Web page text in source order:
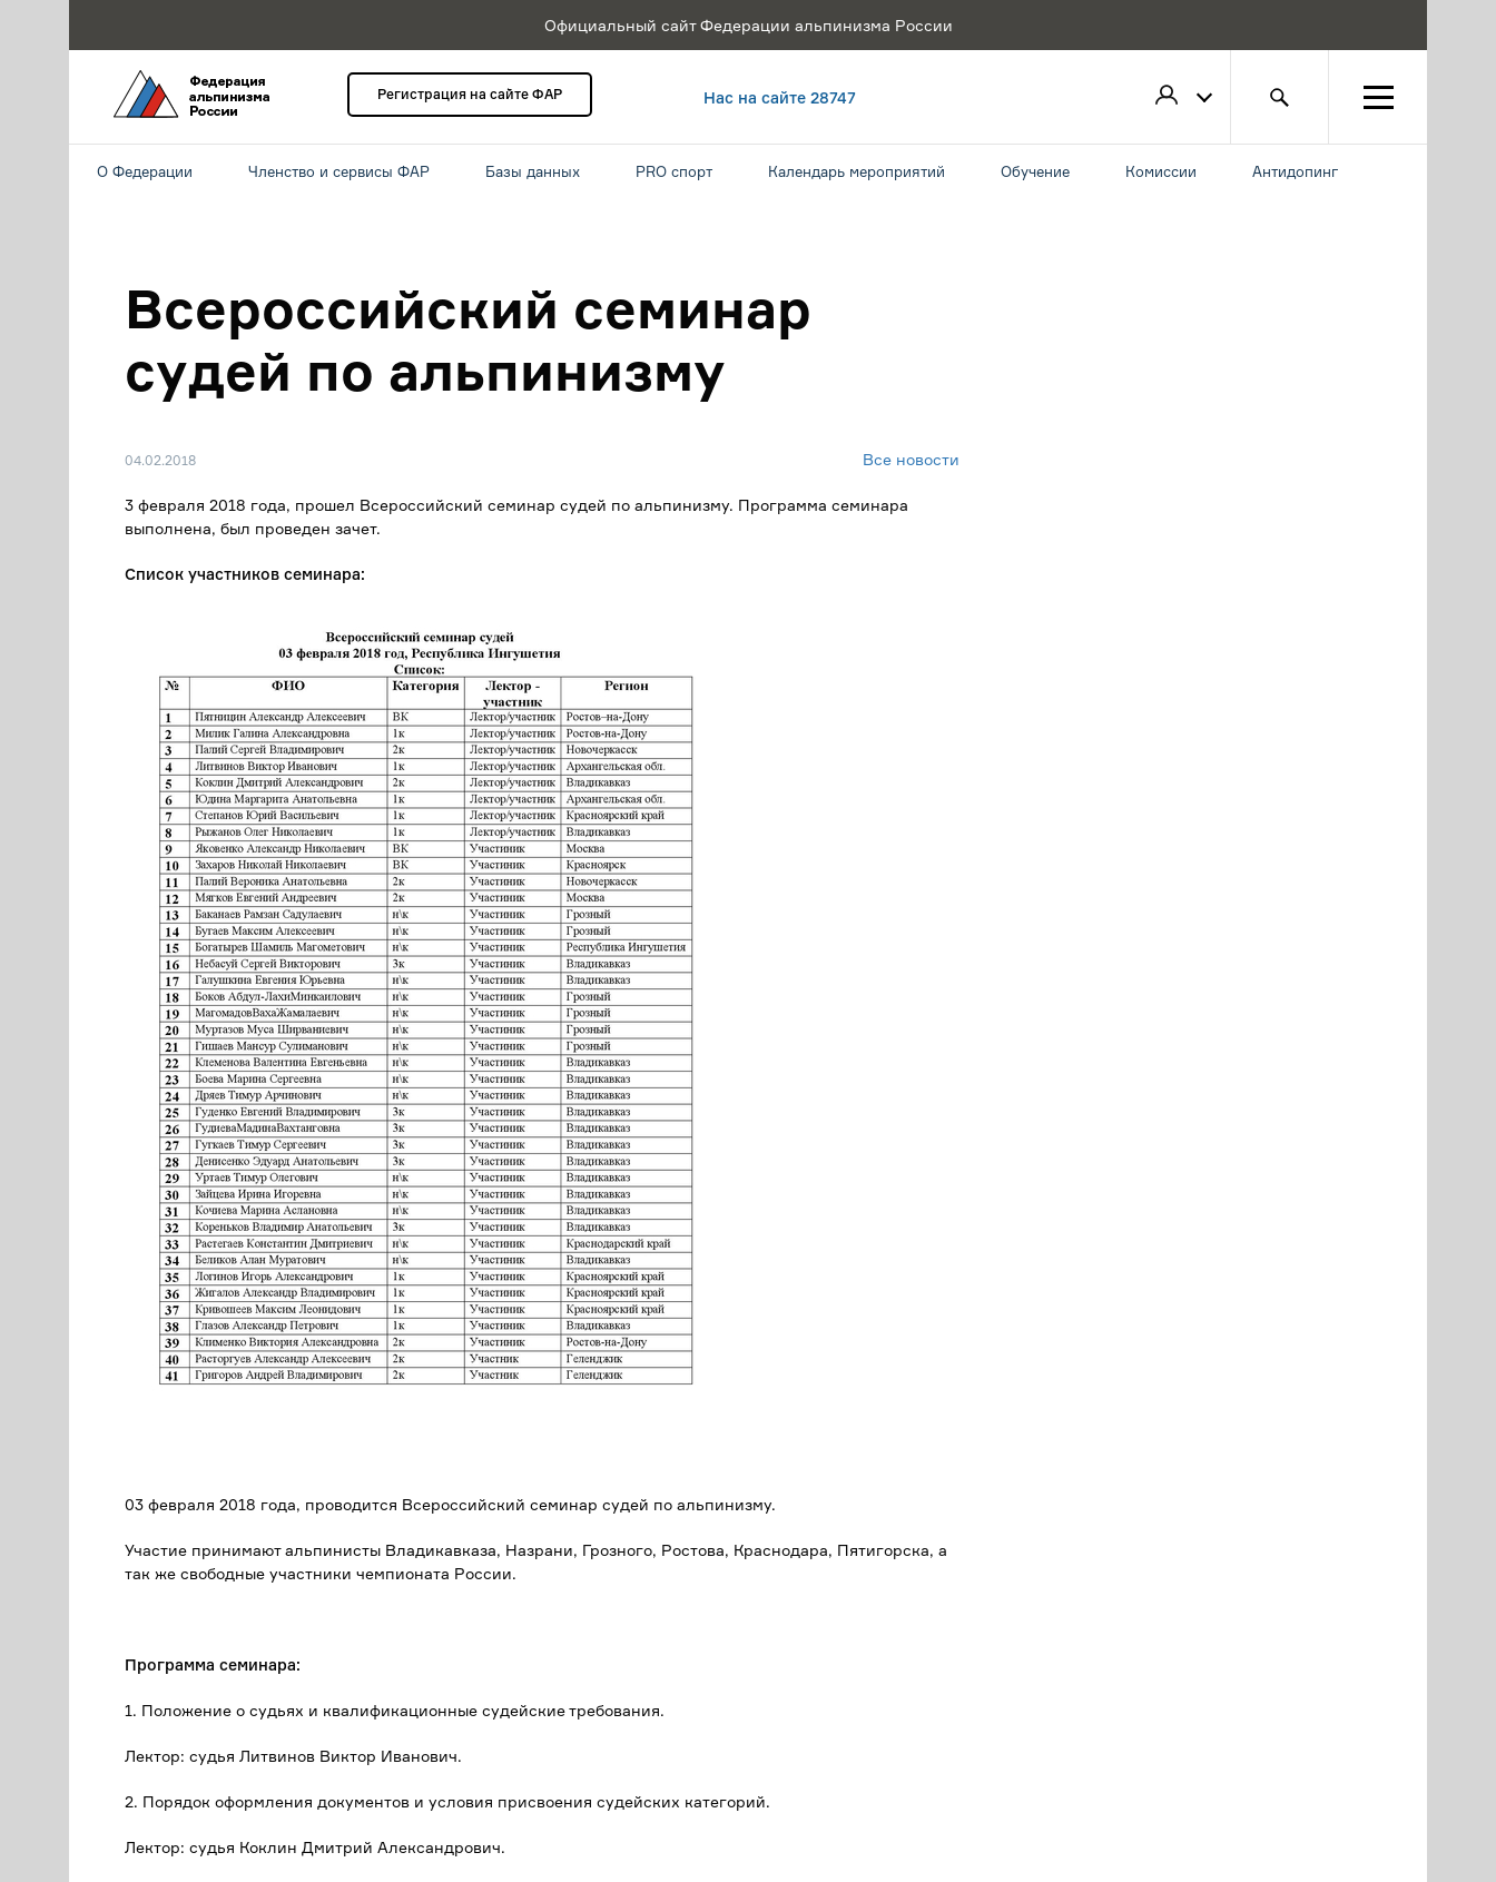
Официальный сайт Федерации альпинизма России
Регистрация на сайте ФАР Нас на сайте 28747
О Федерации Членство и сервисы ФАР Базы данных PRO спорт Календарь мероприятий Обучение Комиссии Антидопинг
Всероссийский семинар
судей по альпинизму
04.02.2018 Все новости
3 февраля 2018 года, прошел Всероссийский семинар судей по альпинизму. Программа семинара
выполнена, был проведен зачет.
Список участников семинара:
03 февраля 2018 года, проводится Всероссийский семинар судей по альпинизму.
Участие принимают альпинисты Владикавказа, Назрани, Грозного, Ростова, Краснодара, Пятигорска, а
так же свободные участники чемпионата России.
Программа семинара:
1. Положение о судьях и квалификационные судейские требования.
Лектор: судья Литвинов Виктор Иванович.
2. Порядок оформления документов и условия присвоения судейских категорий.
Лектор: судья Коклин Дмитрий Александрович.